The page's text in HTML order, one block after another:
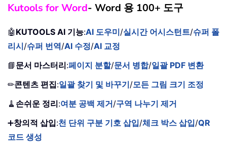
Kutools for Word- Word 용 100+ 도구
🤖 KUTOOLS AI 기능:AI 도우미/실시간 어시스턴트/슈퍼 폴
리시/슈퍼 번역/AI 수정/AI 교정
📘 문서 마스터리:페이지 분할/문서 병합/일괄 PDF 변환
✏콘텐츠 편집:일괄 찾기 및 바꾸기/모든 그림 크기 조정
🧹 손쉬운 정리:여분 공백 제거/구역 나누기 제거
➕창의적 삽입:천 단위 구분 기호 삽입/체크 박스 삽입/QR
코드 생성